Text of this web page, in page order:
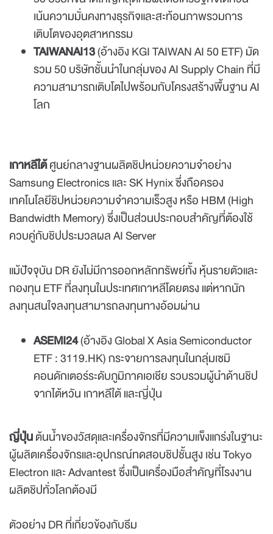
เน้นความมั่นคงทางธุรกิจและสะท้อนภาพรวมการ
เติบโตของอุตสาหกรรม
TAIWANAI13(อ้างอิง KGI TAIWAN AI 50 ETF) มัด
รวม 50 บริษัทชั้นนำในกลุ่มของ AI Supply Chain ที่มี
ความสามารถเติบโตไปพร้อมกับโครงสร้างพื้นฐาน AI
โลก
เกาหลีใต้ศูนย์กลางฐานผลิตชิปหน่วยความจำอย่าง
Samsung Electronics และ SK Hynix ซึ่งถือครอง
เทคโนโลยีชิปหน่วยความจำความเร็วสูง หรือ HBM (High
Bandwidth Memory) ซึ่งเป็นส่วนประกอบสำคัญที่ต้องใช้
ควบคู่กับชิปประมวลผล AI Server
แม้ปัจจุบัน DR ยังไม่มีการออกหลักทรัพย์ทั้ง หุ้นรายตัวและ
กองทุน ETF ที่ลงทุนในประเทศเกาหลีโดยตรง แต่หากนัก
ลงทุนสนใจลงทุนสามารถลงทุนทางอ้อมผ่าน
ASEMI24(อ้างอิง Global X Asia Semiconductor
ETF :3119.HK) กระจายการลงทุนในกลุ่มเซมิ
คอนดักเตอร์ระดับภูมิภาคเอเชีย รวบรวมผู้นำด้านชิป
จากไต้หวัน เกาหลีใต้ และญี่ปุ่น
ญี่ปุ่นต้นน้ำของวัสดุและเครื่องจักรที่มีความแข็งแกร่งในฐานะ
ผู้ผลิตเครื่องจักรและอุปกรณ์ทดสอบชิปชั้นสูง เช่น Tokyo
Electron และ Advantest ซึ่งเป็นเครื่องมือสำคัญที่โรงงาน
ผลิตชิปทั่วโลกต้องมี
ตัวอย่าง DR ที่เกี่ยวข้องกับธีม